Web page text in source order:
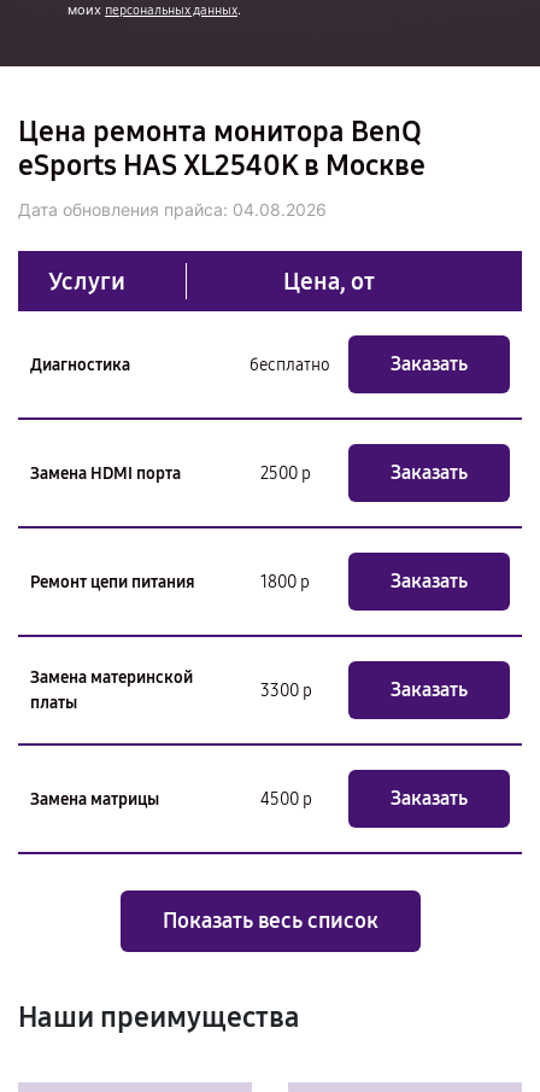
моих персональных данных.
Цена ремонта монитора BenQ
eSports HAS XL2540K в Москве
Дата обновления прайса: 04.08.2026
Услуги Цена, от
Диагностика бесплатно Заказать
Замена HDMI порта 2500 р Заказать
Ремонт цепи питания 1800 р Заказать
Замена материнской
платы
3300 р Заказать
Замена матрицы 4500 р Заказать
Показать весь список
Наши преимущества